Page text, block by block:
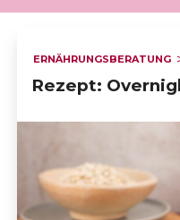
ERNÄHRUNGSBERATUNG
Rezept: